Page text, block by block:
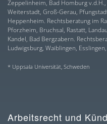
Zeppelinheim, Bad Homburg
Weiterstadt, Groß-Gerau,
Heppenheim. Rechtsberatung im
Pforzheim, Bruchsal, Rastatt,
Kandel, Bad Bergzabern.
Ludwigsburg, Waiblingen,
* Uppsala Universität, Schweden
Arbeitsrecht und